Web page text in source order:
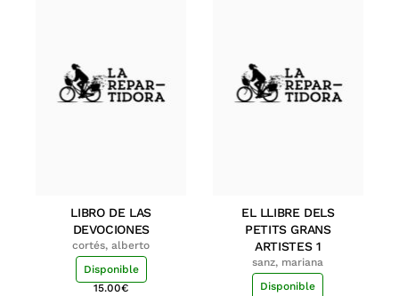
LIBRO DE LAS
DEVOCIONES
cortés, alberto
Disponible
15.00€
EL LLIBRE DELS
PETITS GRANS
ARTISTES 1
sanz, mariana
Disponible